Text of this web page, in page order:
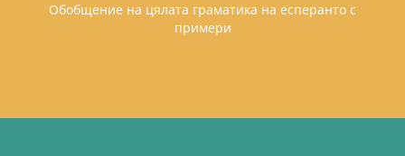
Обобщение на цялата граматика на есперанто с
примери